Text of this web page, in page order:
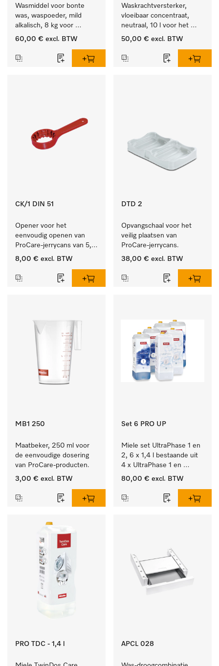
Wasmiddel voor bonte
was, waspoeder, mild
alkalisch, 8 kg voor
behoud van kleur en
was.
60,00 € excl. BTW
Waskrachtversterker,
vloeibaar concentraat,
neutraal, 10 l voor het
effectief verwijderen van
50,00 € excl. BTW
CK/1 DIN 51
Opener voor het
eenvoudig openen van
ProCare-jerrycans van 5,
10 en 20 l.
8,00 € excl. BTW
DTD 2
Opvangschaal voor het
veilig plaatsen van
ProCare-jerrycans.
38,00 € excl. BTW
MB1 250
Maatbeker, 250 ml voor
de eenvoudige dosering
van ProCare-producten.
3,00 € excl. BTW
Set 6 PRO UP
Miele set UltraPhase 1 en
2, 6 x 1,4 l bestaande uit
4 x UltraPhase 1 en
2 x UltraPhase 2.
80,00 € excl. BTW
PRO TDC - 1,4 l APCL 028